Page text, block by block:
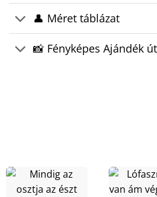
👤 Méret táblázat
📸 Fényképes Ajándék